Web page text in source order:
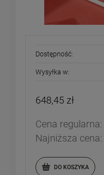
Dostępność:
Wysyłka w:
648,45 zł
Cena regularna:
Najniższa cena:
DO KOSZYKA